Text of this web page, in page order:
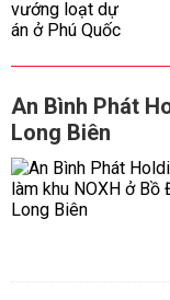
An Bình Phát
Long Biên